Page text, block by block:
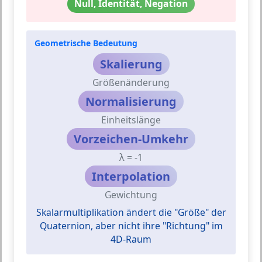
Null, Identität, Negation
Geometrische Bedeutung
Skalierung
Größenänderung
Normalisierung
Einheitslänge
Vorzeichen-Umkehr
λ = -1
Interpolation
Gewichtung
Skalarmultiplikation ändert die "Größe" der
Quaternion, aber nicht ihre "Richtung" im
4D-Raum